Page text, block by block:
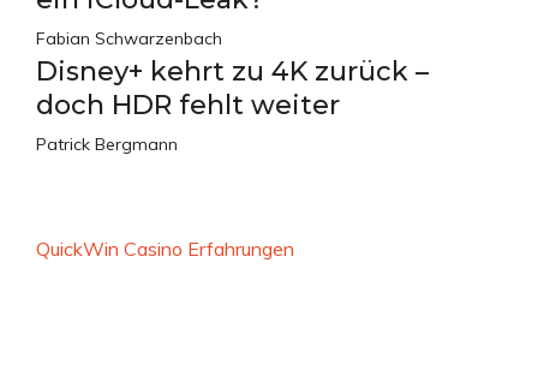
Fabian Schwarzenbach
Disney+ kehrt zu 4K zurück –
doch HDR fehlt weiter
Patrick Bergmann
QuickWin Casino Erfahrungen